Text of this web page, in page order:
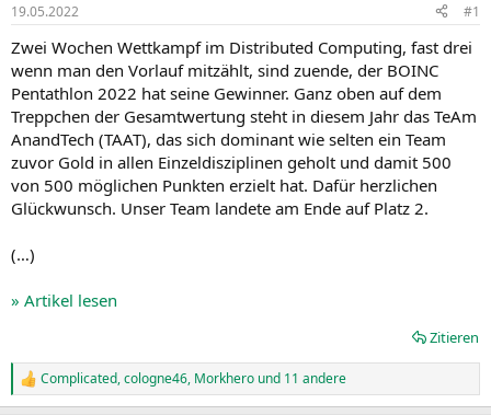
19.05.2022 #1
Zwei Wochen Wettkampf im Distributed Computing, fast drei
wenn man den Vorlauf mitzählt, sind zuende, der BOINC
Pentathlon 2022 hat seine Gewinner. Ganz oben auf dem
Treppchen der Gesamtwertung steht in diesem Jahr das TeAm
AnandTech (TAAT), das sich dominant wie selten ein Team
zuvor Gold in allen Einzeldisziplinen geholt und damit 500
von 500 möglichen Punkten erzielt hat. Dafür herzlichen
Glückwunsch. Unser Team landete am Ende auf Platz 2.
(…)
» Artikel lesen
Zitieren
R
e
Complicated,cologne46, Morkhero und 11 andere